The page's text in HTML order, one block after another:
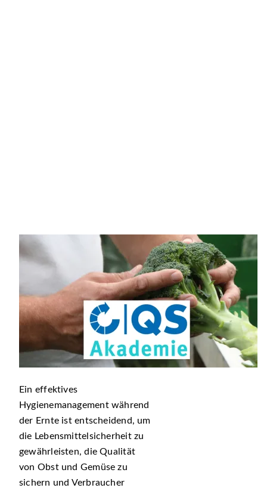
Ein effektives
Hygienemanagement während
der Ernte ist entscheidend, um
die Lebensmittelsicherheit zu
gewährleisten, die Qualität
von Obst und Gemüse zu
sichern und Verbraucher